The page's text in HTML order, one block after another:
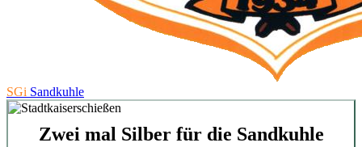
SGi Sandkuhle
Zwei mal Silber für die Sandkuhle